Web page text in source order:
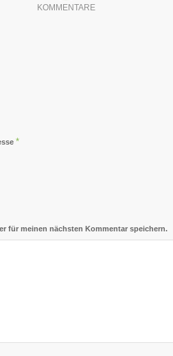
KOMMENTARE
*
für meinen nächsten Kommentar speichern.